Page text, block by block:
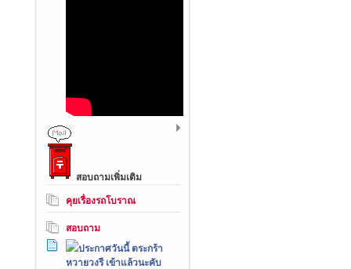
สอบถามเพิ่มเติม
คุยเรื่องรถโบราณ
สอบถาม
ประกาศวันนี้ ตระกร้า
หวายวงรี เข้าแล้วนะคับ